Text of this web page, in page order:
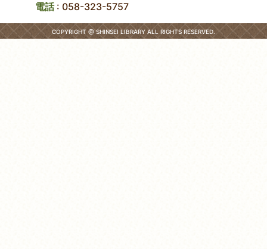
電話: 058-323-5757
COPYRIGHT @ SHINSEI LIBRARY ALL RIGHTS RESERVED.